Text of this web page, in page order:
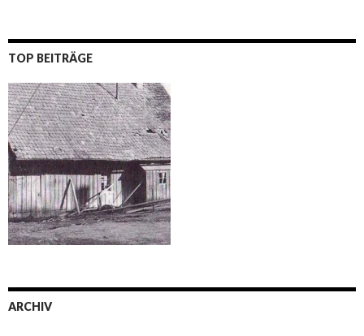
TOP BEITRÄGE
ARCHIV